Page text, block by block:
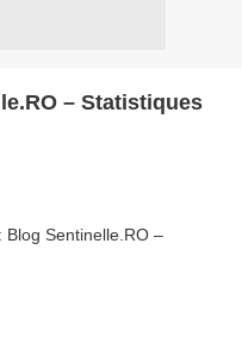
– Statistiques